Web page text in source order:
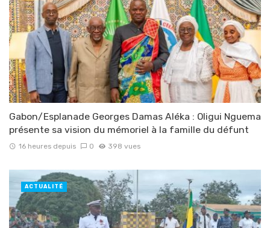
Gabon/Esplanade Georges Damas Aléka : Oligui Nguema
présente sa vision du mémoriel à la famille du défunt
16 heures depuis 0 398 vues
ACTUALITÉ